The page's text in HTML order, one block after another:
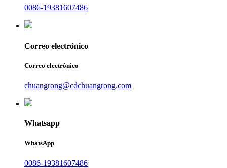
0086-19381607486
Correo electrónico
Correo electrónico
chuangrong@cdchuangrong.com
Whatsapp
WhatsApp
0086-19381607486